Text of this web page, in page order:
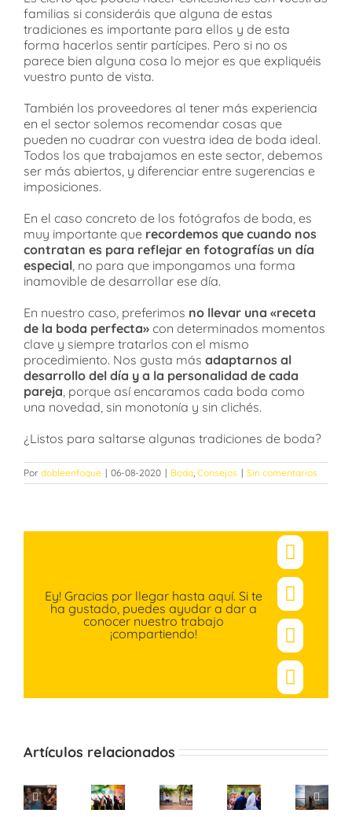
familias si consideráis que alguna de estas
tradiciones es importante para ellos y de esta
forma hacerlos sentir partícipes. Pero si no os
parece bien alguna cosa lo mejor es que expliquéis
vuestro punto de vista.
También los proveedores al tener más experiencia
en el sector solemos recomendar cosas que
pueden no cuadrar con vuestra idea de boda ideal.
Todos los que trabajamos en este sector, debemos
ser más abiertos, y diferenciar entre sugerencias e
imposiciones.
En el caso concreto de los fotógrafos de boda, es
muy importante que recordemos que cuando nos
contratan es para reflejar en fotografías un día
especial , no para que impongamos una forma
inamovible de desarrollar ese día.
En nuestro caso, preferimos no llevar una «receta
de la boda perfecta» con determinados momentos
clave y siempre tratarlos con el mismo
procedimiento. Nos gusta más adaptarnos al
desarrollo del día y a la personalidad de cada
pareja , porque así encaramos cada boda como
una novedad, sin monotonía y sin clichés.
¿Listos para saltarse algunas tradiciones de boda?
Por dobleenfoque | 06-08-2020 | Boda Consejos | Sin comentarios
Ey! Gracias por llegar hasta aquí. Si te
ha gustado, puedes ayudar a dar a
conocer nuestro trabajo
¡compartiendo!
X
Correo
Artículos relacionados
Sorpresas
para
Boda
de
Enmedio
la
preboda
en
del
Rey
Boda
Málaga: